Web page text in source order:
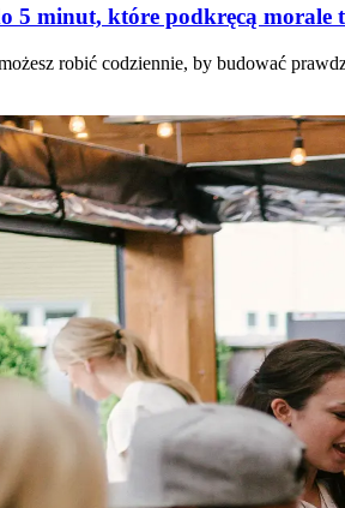
5 minut, które podkręcą morale
robić codziennie, by budować